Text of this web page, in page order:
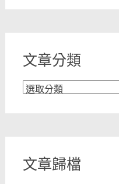
文章分類
文
文章歸檔